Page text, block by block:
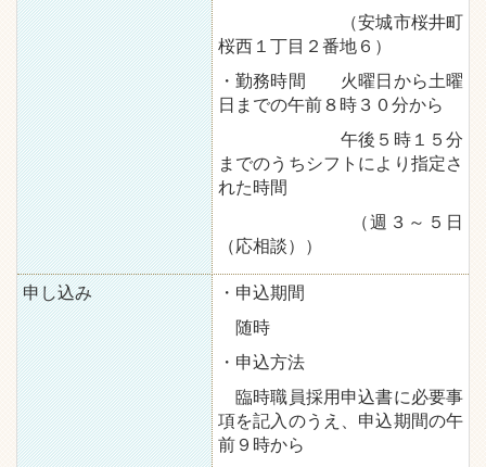
（安城市桜井町
桜西１丁目２番地６）
・勤務時間 火曜日から土曜
日までの午前８時３０分から
午後５時１５分
までのうちシフトにより指定さ
れた時間
（週３～５日
（応相談））
申し込み
・申込期間
随時
・申込方法
臨時職員採用申込書に必要事
項を記入のうえ、申込期間の午
前９時から